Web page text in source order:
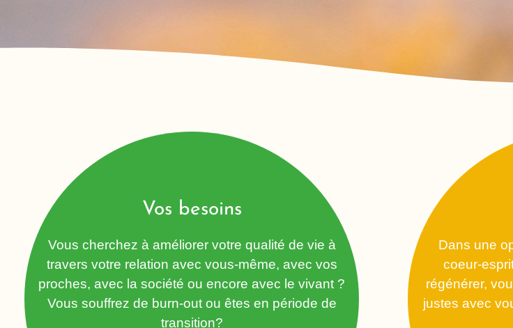
Vos besoins
Vous cherchez à améliorer votre qualité de vie à
travers votre relation avec vous-même, avec vos
proches, avec la société ou encore avec le vivant ?
Vous souffrez de burn-out ou êtes en période de
transition?
Dans une
coeur-
régénérer,
justes avec